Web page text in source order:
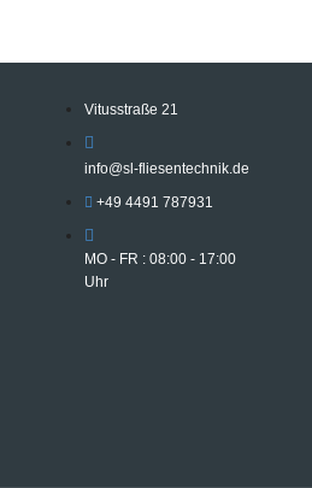
Vitusstraße 21
info@sl-fliesentechnik.de
+49 4491 787931
MO - FR : 08:00 - 17:00
Uhr